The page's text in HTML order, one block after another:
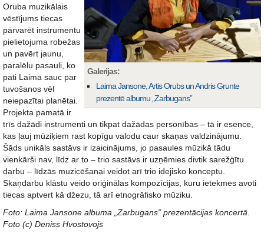
Galerijas:
Laima Jansone, Artis Orubs un Andris Grunte
prezentē albumu „Zarbugans”
Oruba muzikālais
vēstījums tiecas
pārvarēt instrumentu
pielietojuma robežas
un pavērt jaunu,
paralēlu pasauli, ko
pati Laima sauc par
tuvošanos vēl
neiepazītai planētai.
Projekta pamatā ir
trīs dažādi instrumenti un tikpat dažādas personības – tā ir esence,
kas ļauj mūziķiem rast kopīgu valodu caur skaņas valdzinājumu.
Šāds unikāls sastāvs ir izaicinājums, jo pasaules mūzikā tādu
vienkārši nav, līdz ar to – trio sastāvs ir uzņēmies divtik sarežģītu
darbu – līdzās muzicēšanai veidot arī trio idejisko konceptu.
Skaņdarbu klāstu veido oriģinālas kompozīcijas, kuru ietekmes avoti
tiecas aptvert kā džezu, tā arī etnogrāfisko mūziku.
Foto: Laima Jansone albuma „Zarbugans” prezentācijas koncertā.
Foto (c) Deniss Hvostovojs